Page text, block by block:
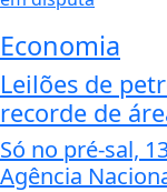
Economia
Leilões de
recorde de
Só no pré-sal,
Agência